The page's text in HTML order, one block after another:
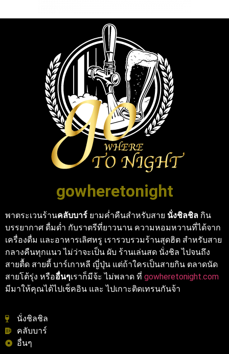
gowheretonight
พาตระเวนร้านคลับบาร์ ยามค่ำคืนสำหรับสาย นั่งชิลชิล กิน
บรรยากาศ ดื่มด่ำ กับราตรีที่ยาวนาน ความหอมหวานที่ได้จาก
เครื่องดื่ม และอาหารเลิศหรู เรารวบรวมร้านสุดฮิต สำหรับสาย
กลางคืนทุกแนว ไม่ว่าจะเป็น ผับ ร้านเล่นสด นั่งชิล ไปจนถึง
สายตื้ด สายตี้ บาร์เกาหลี ญี่ปุ่น แต่ถ้าใครเป็นสายกิน ตลาดนัด
สายโต้รุ่ง หรืออื่นๆเราก็มีจ้ะ ไม่พลาด ที่ gowheretonight.com
มีมาให้คุณได้ไปเช็คอิน และ ไปเกาะติดเทรนกันจ้า
นั่งชิลชิล
คลับบาร์
อื่นๆ